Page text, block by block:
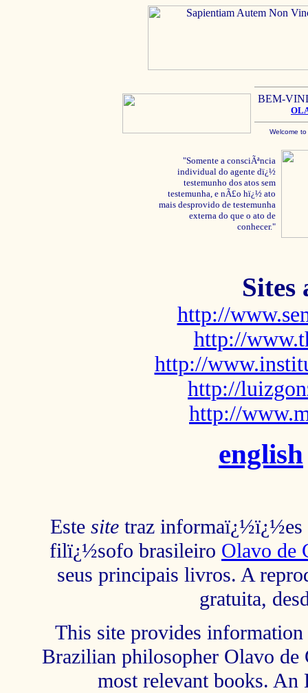
BEM-
Welcome
"Somente a consciÃªncia
individual do agente dï¿½
testemunho dos atos sem
testemunha, e nÃ£o hï¿½ ato
mais desprovido de testemunha
externa do que o ato de
conhecer."
Sites
http://
http://
http://
http://
http://
english
Este site traz informaï¿½ï¿½es
filï¿½sofo brasileiro Olavo de
seus principais livros. A
gratuita,
This site provides
Brazilian philosopher Olavo de
most relevant books.